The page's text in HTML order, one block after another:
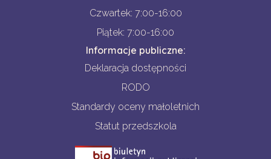
Czwartek: 7:00-16:00
Piątek: 7:00-16:00
Informacje publiczne:
Deklaracja dostępności
RODO
Standardy oceny małoletnich
Statut przedszkola